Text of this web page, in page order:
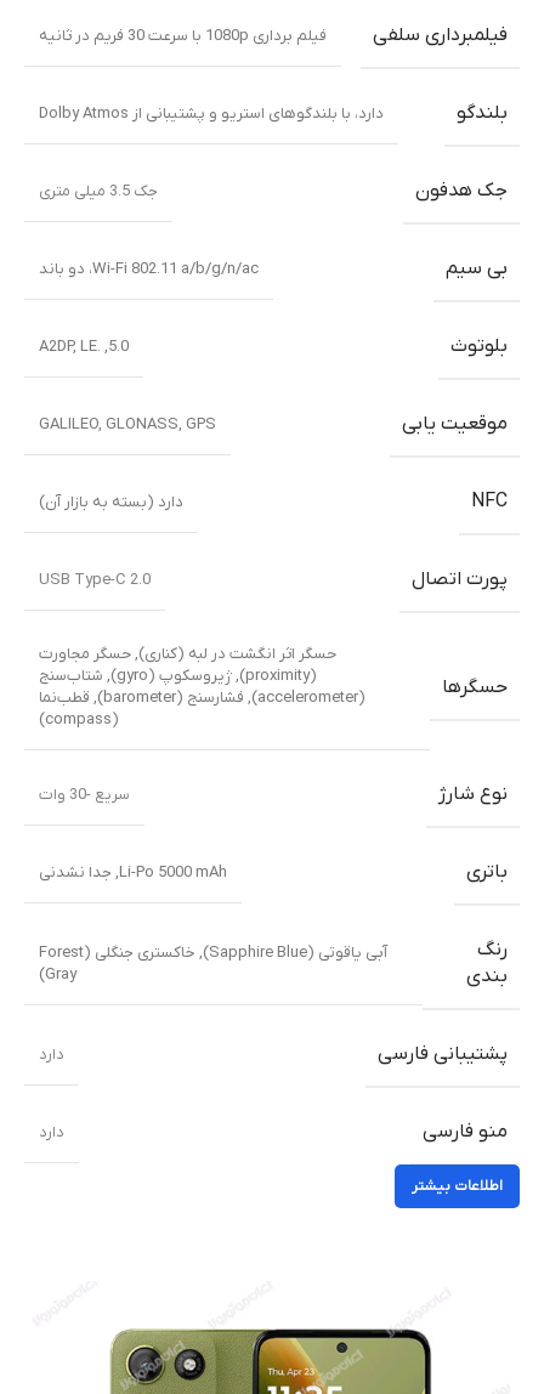
فیلمبرداری سلفی فیلم برداری 1080p با سرعت 30 فریم در ثانیه
بلندگو دارد، با بلندگوهای استریو و پشتیبانی از Dolby Atmos
جک هدفون جک 3.5 میلی متری
بی سیم Wi-Fi 802.11 a/b/g/n/ac، دو باند
بلوتوث 5.0, .A2DP, LE
موقعیت یابی GALILEO, GLONASS, GPS
NFC دارد (بسته به بازار آن)
پورت اتصال USB Type-C 2.0
حسگرها
حسگر اثر انگشت در لبه (کناری),حسگر مجاورت
(proximity)
,ژیروسکوپ (gyro) , شتاب‌سنج
(accelerometer)
, فشارسنج (barometer) , قطب‌نما
(compass)
نوع شارژ سریع -30 وات
باتری Li-Po 5000 mAh, جدا نشدنی
رنگ
بندی
آبی یاقوتی (Sapphire Blue) ,
خاکستری جنگلی (Forest
Gray)
پشتیبانی فارسی دارد
منو فارسی دارد
اطلاعات بیشتر